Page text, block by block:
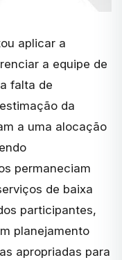
aplicar a
a equipe de
falta de
da
a uma alocação
permaneciam
de baixa
participantes,
planejamento
apropriadas para